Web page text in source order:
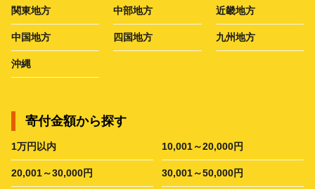
関東地方 中部地方 近畿地方
中国地方 四国地方 九州地方
沖縄
寄付金額から探す
1万円以内 10,001～20,000円
20,001～30,000円 30,001～50,000円